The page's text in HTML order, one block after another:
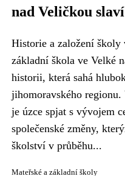
nad Veličkou
Historie a založení školy
základní škola ve Velké
historii, která sahá
jihomoravského
je úzce spjat s vývojem
společenské změny,
školství v průběhu...
Mateřské a základní školy